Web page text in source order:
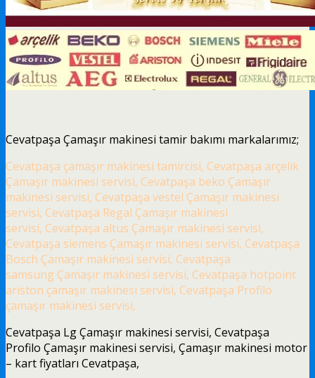
Cevatpaşa Çamaşır makinesi tamir bakımı markalarımız;
Cevatpaşa çamaşır makinesi tamircisi, Cevatpaşa arçelik
Çamaşır makinesi servisi, Cevatpaşa beko Çamaşır
makinesi servisi, Cevatpaşa vestel Çamaşır makinesi
servisi, Cevatpaşa Regal Çamaşır makinesi
servisi, Cevatpaşa altus Çamaşır makinesi servisi,
Cevatpaşa siemens Çamaşır makinesi servisi, Cevatpaşa
Bosch Çamaşır makinesi servisi, Cevatpaşa
samsung Çamaşır makinesi servisi, Cevatpaşa hotpoint
ariston çamaşır makinesi servisi, Cevatpaşa Profilo
çamaşır makinesi servisi,
Cevatpaşa Lg Çamaşır makinesi servisi, Cevatpaşa
Profilo Çamaşır makinesi servisi, Çamaşır makinesi motor
– kart fiyatları Cevatpaşa,